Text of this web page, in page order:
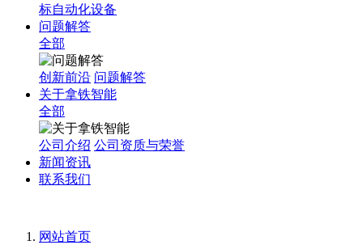
标自动化设备
问题解答
全部
创新前沿 问题解答
关于拿铁智能
全部
公司介绍 公司资质与荣誉
新闻资讯
联系我们
网站首页